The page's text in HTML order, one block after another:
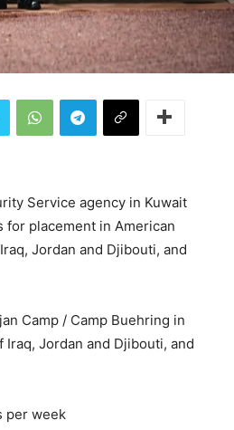
Service agency in Kuwait
for placement in American
Jordan and Djibouti, and
Camp / Camp Buehring in
Iraq, Jordan and Djibouti, and
per week